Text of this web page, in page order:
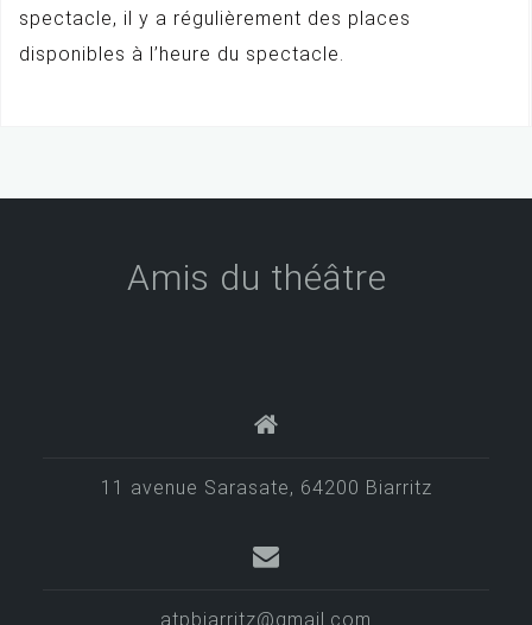
spectacle, il y a régulièrement des places
disponibles à l’heure du spectacle.
Amis du théâtre
11 avenue Sarasate, 64200 Biarritz
atpbiarritz@gmail.com